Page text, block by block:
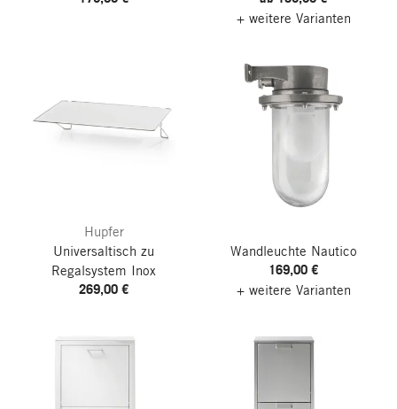
+ weitere Varianten
Hupfer
Universaltisch zu
Regalsystem Inox
269,00 €
Wandleuchte Nautico
169,00 €
+ weitere Varianten